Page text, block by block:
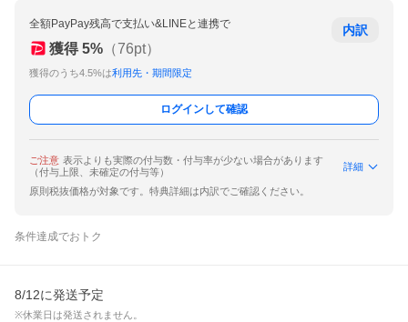
全額PayPay残高で支払い&LINEと連携で
獲得 5% （76pt）
獲得のうち4.5%は利用先・期間限定
内訳
ログインして確認
ご注意 表示よりも実際の付与数・付与率が少ない場合があります
（付与上限、未確定の付与等）
詳細
原則税抜価格が対象です。特典詳細は内訳でご確認ください。
条件達成でおトク
8/12に発送予定
※休業日は発送されません。